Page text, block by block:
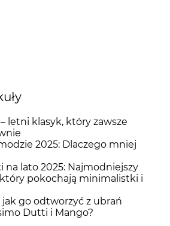
letni klasyk, który zawsze
2025: Dlaczego mniej
na lato 2025: Najmodniejszy
pokochają minimalistki i
jak go odtworzyć z ubrań
Dutti i Mango?